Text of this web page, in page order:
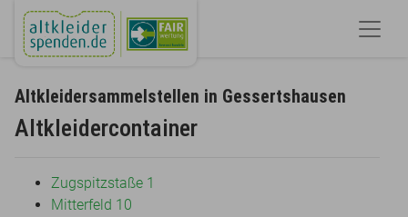
Altkleidersammelstellen in Gessertshausen
Altkleidercontainer
Zugspitzstaße 1
Mitterfeld 10